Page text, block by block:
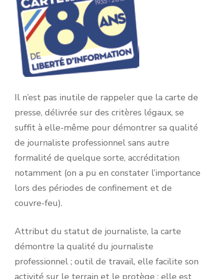
Il n’est pas inutile de rappeler que la carte de
presse, délivrée sur des critères légaux, se
suffit à elle-même pour démontrer sa qualité
de journaliste professionnel sans autre
formalité de quelque sorte, accréditation
notamment (on a pu en constater l’importance
lors des périodes de confinement et de
couvre-feu).
Attribut du statut de journaliste, la carte
démontre la qualité du journaliste
professionnel ; outil de travail, elle facilite son
activité sur le terrain et le protège ; elle est